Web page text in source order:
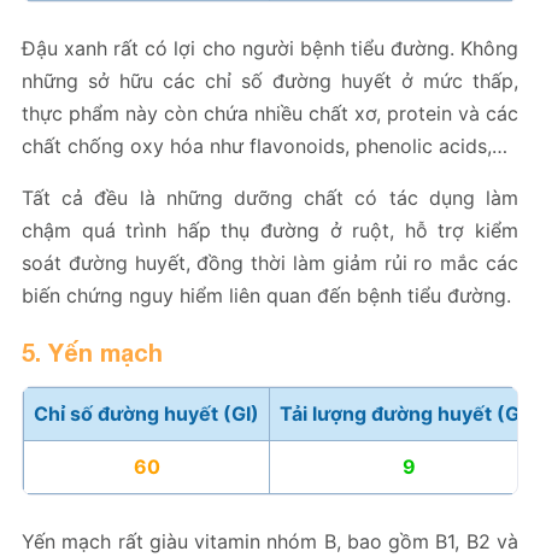
Đậu xanh rất có lợi cho người bệnh tiểu đường. Không
những sở hữu các chỉ số đường huyết ở mức thấp,
thực phẩm này còn chứa nhiều chất xơ, protein và các
chất chống oxy hóa như flavonoids, phenolic acids,…
Tất cả đều là những dưỡng chất có tác dụng làm
chậm quá trình hấp thụ đường ở ruột, hỗ trợ kiểm
soát đường huyết, đồng thời làm giảm rủi ro mắc các
biến chứng nguy hiểm liên quan đến bệnh tiểu đường.
5. Yến mạch
Chỉ số đường huyết (GI) Tải lượng đường huyết (GL)
60 9
Yến mạch rất giàu vitamin nhóm B, bao gồm B1, B2 và